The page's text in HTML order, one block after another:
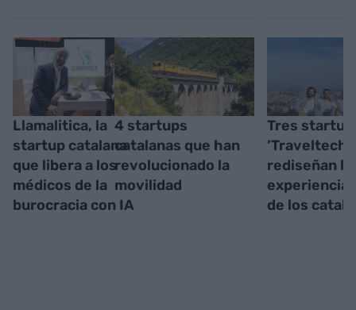
Llamalitica, la
startup catalana
que libera a los
médicos de la
burocracia con IA
4 startups
catalanas que han
revolucionado la
movilidad
Tres
‘Traveltech’
rediseñan la
experiencia
de los